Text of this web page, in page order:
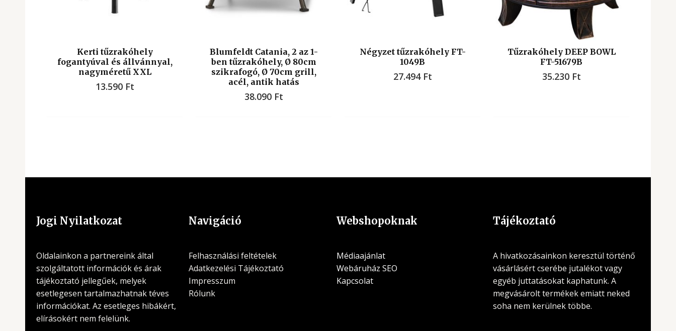
Kerti tűzrakóhely
fogantyúval és állvánnyal,
nagyméretű XXL
13.590 Ft
Blumfeldt Catania, 2 az 1-
ben tűzrakóhely, Ø 80cm
szikrafogó, Ø 70cm grill,
acél, antik hatás
38.090 Ft
Négyzet tűzrakóhely FT-
1049B
27.494 Ft
Tűzrakóhely DEEP BOWL
FT-51679B
35.230 Ft
Jogi Nyilatkozat
Oldalainkon a partnereink által
szolgáltatott információk és árak
tájékoztató jellegűek, melyek
esetlegesen tartalmazhatnak téves
információkat. Az esetleges hibákért,
elírásokért nem felelünk.
Navigáció
Felhasználási feltételek
Adatkezelési Tájékoztató
Impresszum
Rólunk
Webshopoknak
Médiaajánlat
Webáruház SEO
Kapcsolat
Tájékoztató
A hivatkozásainkon keresztül történő
vásárlásért cserébe jutalékot vagy
egyéb juttatásokat kaphatunk. A
megvásárolt termékek emiatt neked
soha nem kerülnek többe.